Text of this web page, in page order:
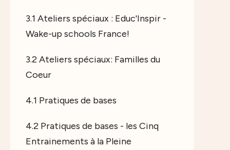
3.1 Ateliers spéciaux : Educ'Inspir -
Wake-up schools France!
3.2 Ateliers spéciaux: Familles du
Coeur
4.1 Pratiques de bases
4.2 Pratiques de bases - les Cinq
Entrainements à la Pleine